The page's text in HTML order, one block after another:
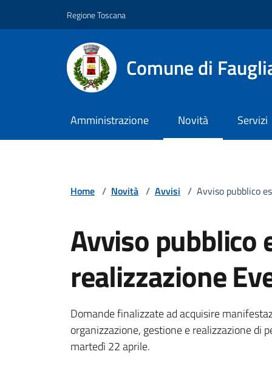
Regione Toscana
Comune di
Amministrazione Novità Servizi
Home / Novità / Avvisi / Avviso pubblico
Avviso pubblico
realizzazione
Dettagli della
Domande finalizzate ad acquisire
organizzazione, gestione e realizzazione di
martedì 22 aprile.